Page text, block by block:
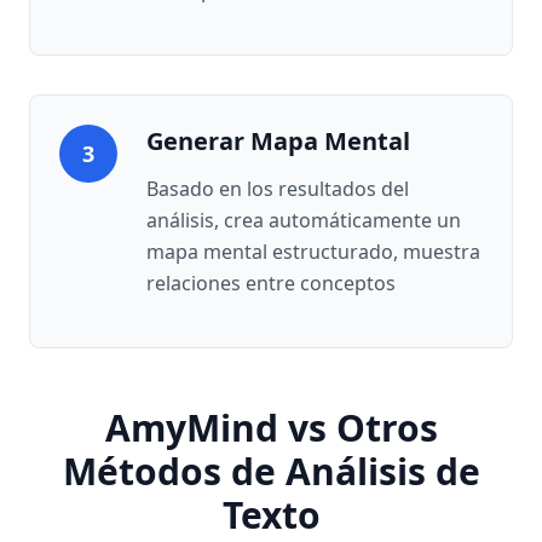
3 Generar Mapa Mental
Basado en los resultados del
análisis, crea automáticamente un
mapa mental estructurado, muestra
relaciones entre conceptos
AmyMind vs Otros
Métodos de Análisis de
Texto